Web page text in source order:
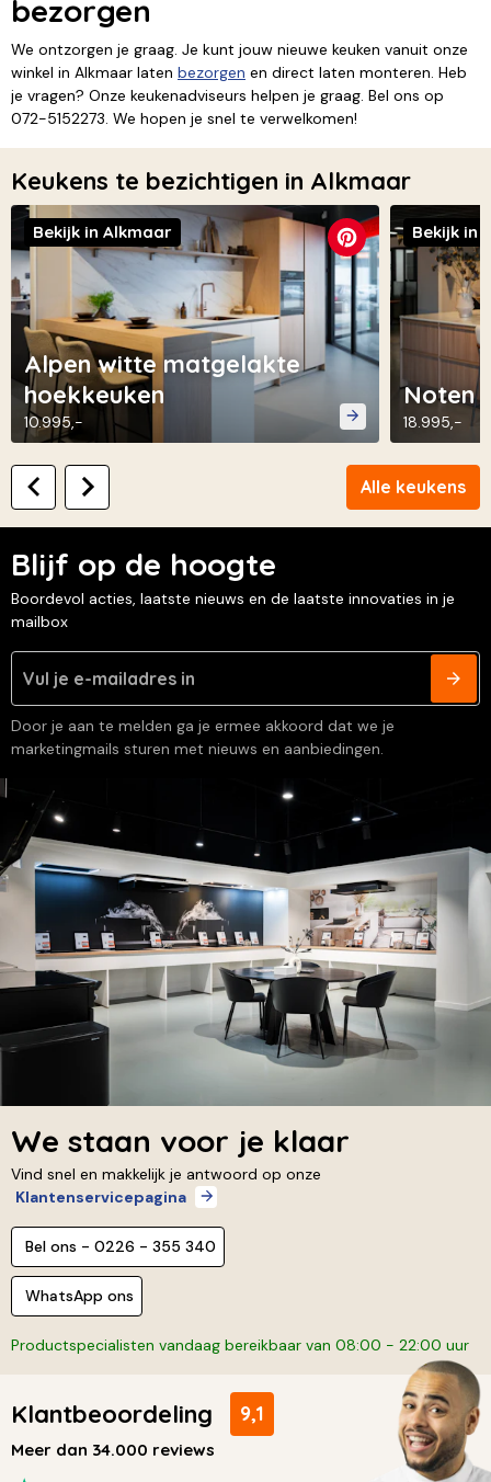
bezorgen
We ontzorgen je graag. Je kunt jouw nieuwe keuken vanuit onze
winkel in Alkmaar laten bezorgen en direct laten monteren. Heb
je vragen? Onze keukenadviseurs helpen je graag. Bel ons op
072-5152273. We hopen je snel te verwelkomen!
Keukens te bezichtigen in Alkmaar
Alpen witte matgelakte
hoekkeuken
10.995,-
Bekijk in Alkmaar
Noten
18.995,-
Bekijk in
Alle keukens
Blijf op de hoogte
Boordevol acties, laatste nieuws en de laatste innovaties in je
mailbox
Door je aan te melden ga je ermee akkoord dat we je
marketingmails sturen met nieuws en aanbiedingen.
We staan voor je klaar
Vind snel en makkelijk je antwoord op onze
Klantenservicepagina
Bel ons - 0226 - 355 340
WhatsApp ons
Productspecialisten vandaag bereikbaar van 08:00 - 22:00 uur
Klantbeoordeling 9,1
Meer dan 34.000 reviews